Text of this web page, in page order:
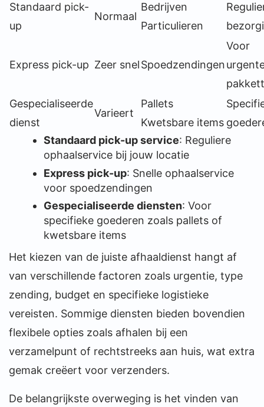
Standaard pick-
up
Normaal
Bedrijven
Particulieren
Express pick-up Zeer snelSpoedzendingen
Voor
Gespecialiseerde
dienst
Varieert
Pallets
Kwetsbare items
Standaard pick-up service: Reguliere
ophaalservice bij jouw locatie
Express pick-up: Snelle ophaalservice
voor spoedzendingen
Gespecialiseerde diensten: Voor
specifieke goederen zoals pallets of
kwetsbare items
Het kiezen van de juiste afhaaldienst hangt af
van verschillende factoren zoals urgentie, type
zending, budget en specifieke logistieke
vereisten. Sommige diensten bieden bovendien
flexibele opties zoals afhalen bij een
verzamelpunt of rechtstreeks aan huis, wat extra
gemak creëert voor verzenders.
De belangrijkste overweging is het vinden van